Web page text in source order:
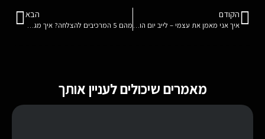
הקודם
איך אני מאמן את עצמי – לייב יום הולדת + סקופ אישי
הבא
מהם 5 המרכיבים להצלחה? איך מגדירים נכון ומצליחים? לייב משנה חיים
מאמרים שיכולים לעניין אותך